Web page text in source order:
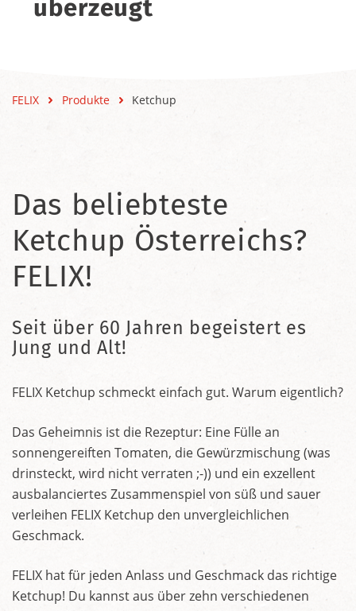
überzeugt
FELIX Produkte Ketchup
Das beliebteste
Ketchup Österreichs?
FELIX!
Seit über 60 Jahren begeistert es
Jung und Alt!
FELIX Ketchup schmeckt einfach gut. Warum eigentlich?
Das Geheimnis ist die Rezeptur: Eine Fülle an
sonnengereiften Tomaten, die Gewürzmischung (was
drinsteckt, wird nicht verraten ;-)) und ein exzellent
ausbalanciertes Zusammenspiel von süß und sauer
verleihen FELIX Ketchup den unvergleichlichen
Geschmack.
FELIX hat für jeden Anlass und Geschmack das richtige
Ketchup! Du kannst aus über zehn verschiedenen